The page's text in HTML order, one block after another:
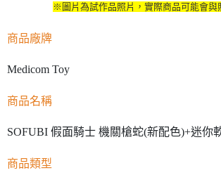
※圖片為試作品照片，實際商品可能會
商品廠牌
Medicom Toy
商品名稱
SOFUBI 假面騎士 機關槍蛇(新配色)+迷你
商品類型